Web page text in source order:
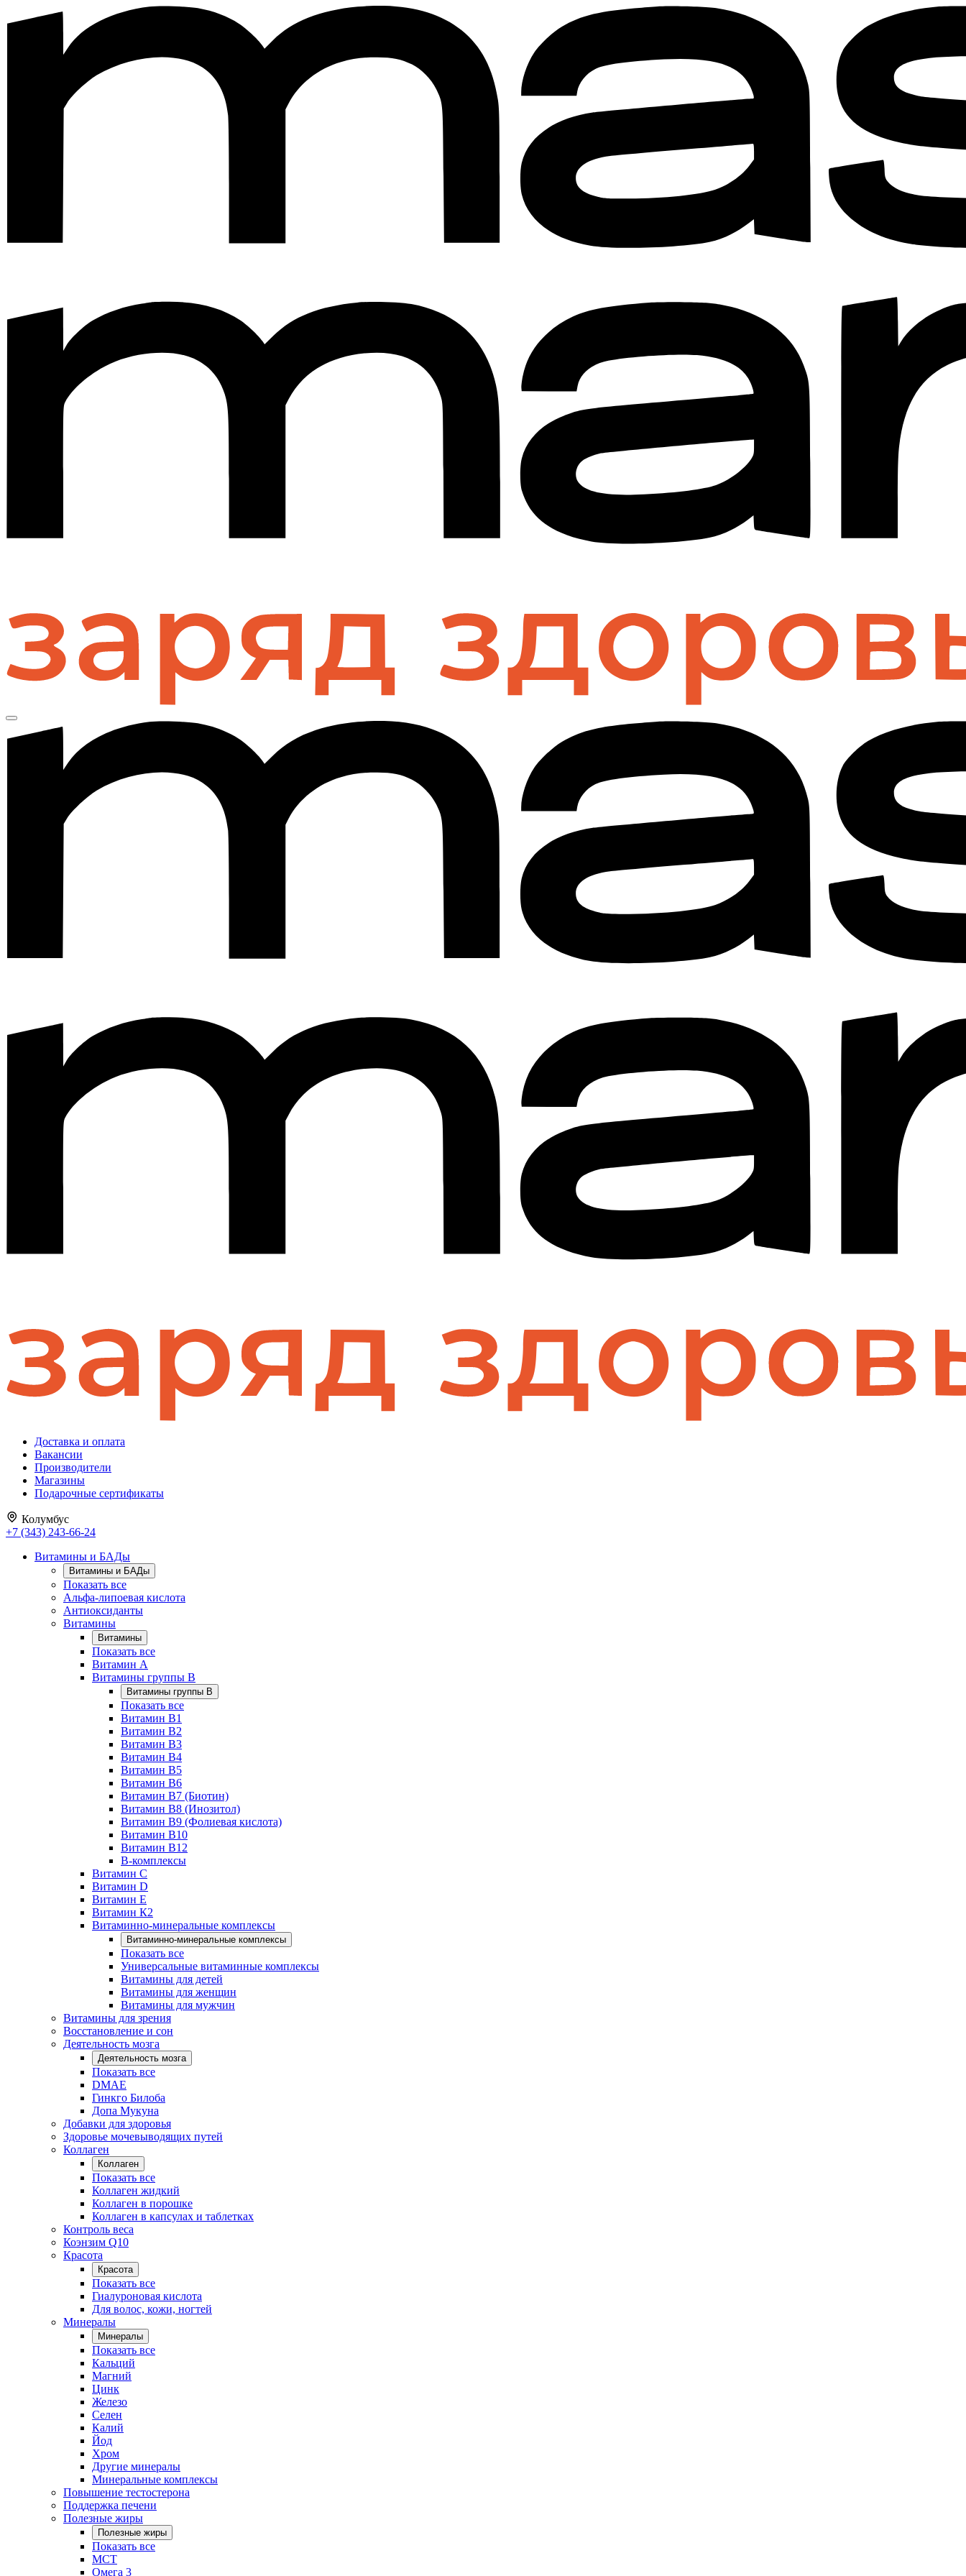
Доставка и оплата
Вакансии
Производители
Магазины
Подарочные сертификаты
Колумбус
+7 (343) 243-66-24
Витамины и БАДы
Витамины и БАДы
Показать все
Альфа-липоевая кислота
Антиоксиданты
Витамины
Витамины
Показать все
Витамин A
Витамины группы B
Витамины группы B
Показать все
Витамин B1
Витамин B2
Витамин B3
Витамин B4
Витамин B5
Витамин B6
Витамин B7 (Биотин)
Витамин B8 (Инозитол)
Витамин B9 (Фолиевая кислота)
Витамин B10
Витамин B12
B-комплексы
Витамин C
Витамин D
Витамин E
Витамин К2
Витаминно-минеральные комплексы
Витаминно-минеральные комплексы
Показать все
Универсальные витаминные комплексы
Витамины для детей
Витамины для женщин
Витамины для мужчин
Витамины для зрения
Восстановление и сон
Деятельность мозга
Деятельность мозга
Показать все
DMAE
Гинкго Билоба
Допа Мукуна
Добавки для здоровья
Здоровье мочевыводящих путей
Коллаген
Коллаген
Показать все
Коллаген жидкий
Коллаген в порошке
Коллаген в капсулах и таблетках
Контроль веса
Коэнзим Q10
Красота
Красота
Показать все
Гиалуроновая кислота
Для волос, кожи, ногтей
Минералы
Минералы
Показать все
Кальций
Магний
Цинк
Железо
Селен
Калий
Йод
Хром
Другие минералы
Минеральные комплексы
Повышение тестостерона
Поддержка печени
Полезные жиры
Полезные жиры
Показать все
MCT
Омега 3